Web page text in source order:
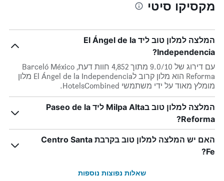
החדר
הממוצע
שנמצא
בשלושת
הימים
האחרונים
כוכבים
התרשים
ציר
X
המציגים
מלונות
לפי
דירוג
כוכבים.
התרשים
כולל
1
ציר
Y
המציגים
מקסיקו סיטי
המלצה למלון טוב ליד El Ángel de la
Independencia?
עם דירוג של 9.0/10 מתוך 4,852 חוות דעת, Barceló México
Reforma הוא מלון קרוב לEl Ángel de la Independencia מלון
מומלץ מאוד על ידי משתמשי HotelsCombined.
המלצה למלון טוב בMilpa Alta ליד Paseo de la
Reforma?
האם יש המלצה למלון טוב בקרבת Centro Santa
Fe?
שאלות נפוצות נוספות